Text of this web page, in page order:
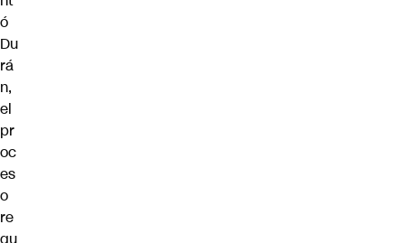
ó
Du
rá
n,
el
pr
oc
es
o
re